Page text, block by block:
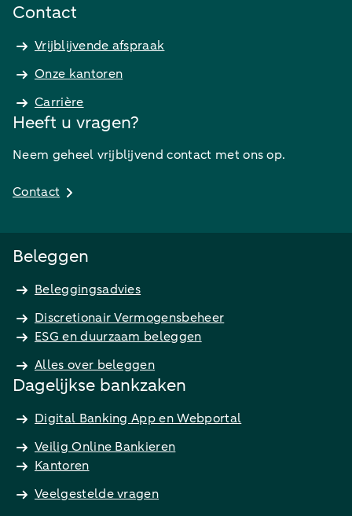
Contact
Vrijblijvende afspraak
Onze kantoren
Carrière
Heeft u vragen?
Neem geheel vrijblijvend contact met ons op.
Contact
Beleggen
Beleggingsadvies
Discretionair Vermogensbeheer
ESG en duurzaam beleggen
Alles over beleggen
Dagelijkse bankzaken
Digital Banking App en Webportal
Veilig Online Bankieren
Kantoren
Veelgestelde vragen